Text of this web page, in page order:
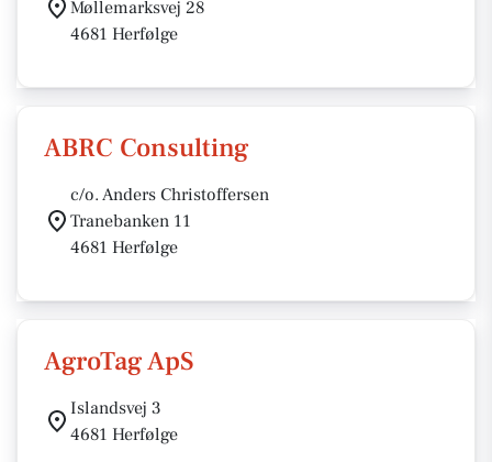
Møllemarksvej 28
4681 Herfølge
ABRC Consulting
c/o. Anders Christoffersen
Tranebanken 11
4681 Herfølge
AgroTag ApS
Islandsvej 3
4681 Herfølge